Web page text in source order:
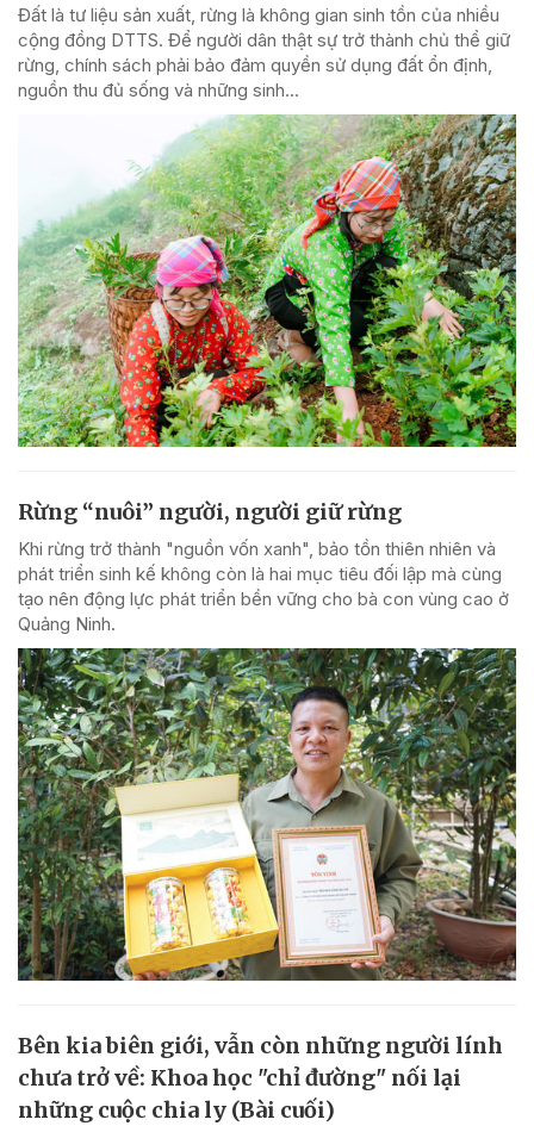
Đất là tư liệu sản xuất, rừng là không gian sinh tồn của nhiều
cộng đồng DTTS. Để người dân thật sự trở thành chủ thể giữ
rừng, chính sách phải bảo đảm quyền sử dụng đất ổn định,
nguồn thu đủ sống và những sinh...
Rừng “nuôi” người, người giữ rừng
Khi rừng trở thành "nguồn vốn xanh", bảo tồn thiên nhiên và
phát triển sinh kế không còn là hai mục tiêu đối lập mà cùng
tạo nên động lực phát triển bền vững cho bà con vùng cao ở
Quảng Ninh.
Bên kia biên giới, vẫn còn những người lính
chưa trở về: Khoa học "chỉ đường" nối lại
những cuộc chia ly (Bài cuối)